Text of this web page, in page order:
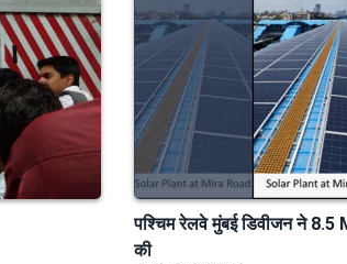
पश्चिम रेलवे मुंबई डिवीजन ने 8.5
की